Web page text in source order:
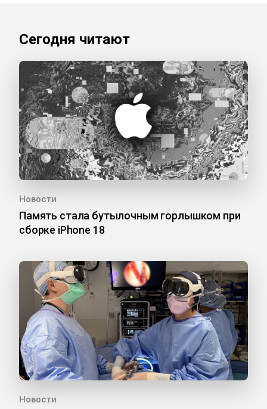
Сегодня читают
Новости
Память стала бутылочным горлышком при
сборке iPhone 18
Новости